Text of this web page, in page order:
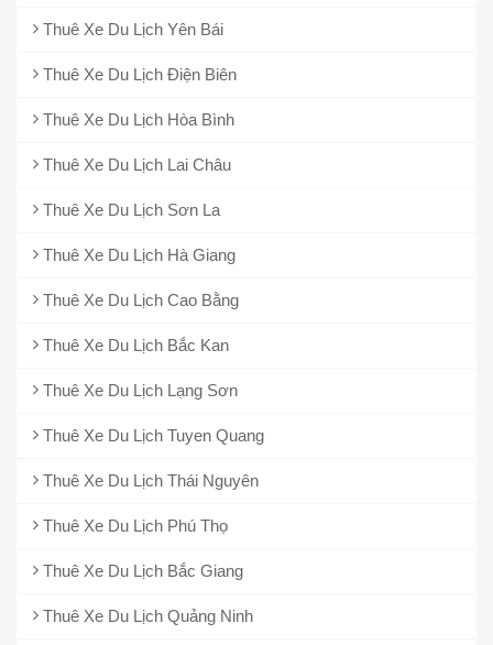
Thuê Xe Du Lịch Yên Bái
Thuê Xe Du Lịch Điện Biên
Thuê Xe Du Lịch Hòa Bình
Thuê Xe Du Lịch Lai Châu
Thuê Xe Du Lịch Sơn La
Thuê Xe Du Lịch Hà Giang
Thuê Xe Du Lịch Cao Bằng
Thuê Xe Du Lịch Bắc Kan
Thuê Xe Du Lịch Lạng Sơn
Thuê Xe Du Lịch Tuyen Quang
Thuê Xe Du Lịch Thái Nguyên
Thuê Xe Du Lịch Phú Thọ
Thuê Xe Du Lịch Bắc Giang
Thuê Xe Du Lịch Quảng Ninh